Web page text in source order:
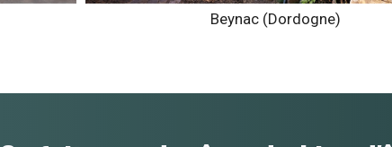
Beynac (Dordogne)